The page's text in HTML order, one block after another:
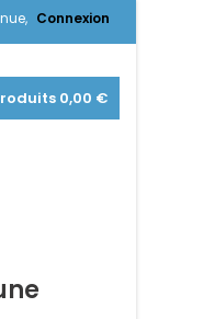
Connexion
0,00 €